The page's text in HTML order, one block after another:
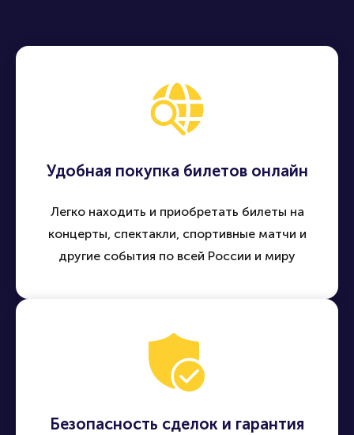
Удобная покупка билетов онлайн
Легко находить и приобретать билеты на
концерты, спектакли, спортивные матчи и
другие события по всей России и миру
Безопасность сделок и гарантия